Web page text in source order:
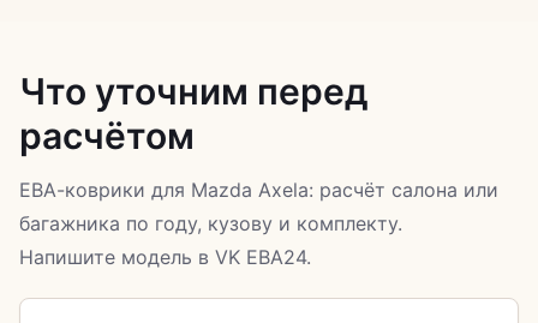
Что уточним перед
расчётом
ЕВА-коврики для Mazda Axela: расчёт салона или
багажника по году, кузову и комплекту.
Напишите модель в VK ЕВА24.